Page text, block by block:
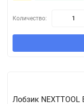
Количество:
Лобзик NEXTTOOL